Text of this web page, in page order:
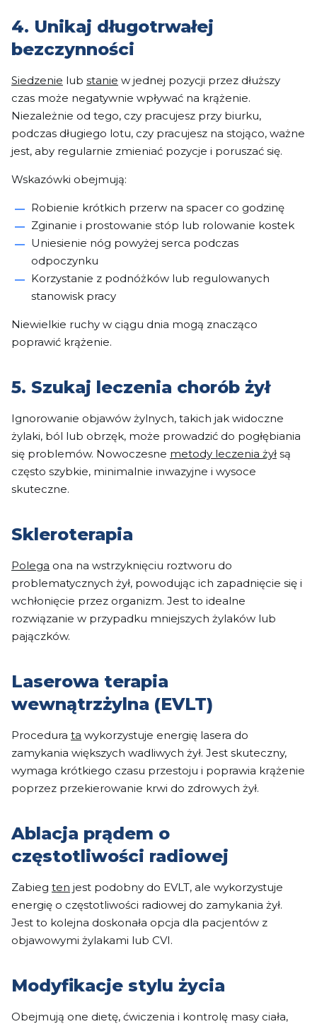
4. Unikaj długotrwałej
bezczynności
Siedzenie lub stanie w jednej pozycji przez dłuższy
czas może negatywnie wpływać na krążenie.
Niezależnie od tego, czy pracujesz przy biurku,
podczas długiego lotu, czy pracujesz na stojąco, ważne
jest, aby regularnie zmieniać pozycje i poruszać się.
Wskazówki obejmują:
Robienie krótkich przerw na spacer co godzinę
Zginanie i prostowanie stóp lub rolowanie kostek
Uniesienie nóg powyżej serca podczas
odpoczynku
Korzystanie z podnóżków lub regulowanych
stanowisk pracy
Niewielkie ruchy w ciągu dnia mogą znacząco
poprawić krążenie.
5. Szukaj leczenia chorób żył
Ignorowanie objawów żylnych, takich jak widoczne
żylaki, ból lub obrzęk, może prowadzić do pogłębiania
się problemów. Nowoczesne metody leczenia żył są
często szybkie, minimalnie inwazyjne i wysoce
skuteczne.
Skleroterapia
Polega ona na wstrzyknięciu roztworu do
problematycznych żył, powodując ich zapadnięcie się i
wchłonięcie przez organizm. Jest to idealne
rozwiązanie w przypadku mniejszych żylaków lub
pajączków.
Laserowa terapia
wewnątrzżylna (EVLT)
Procedura ta wykorzystuje energię lasera do
zamykania większych wadliwych żył. Jest skuteczny,
wymaga krótkiego czasu przestoju i poprawia krążenie
poprzez przekierowanie krwi do zdrowych żył.
Ablacja prądem o
częstotliwości radiowej
Zabieg ten jest podobny do EVLT, ale wykorzystuje
energię o częstotliwości radiowej do zamykania żył.
Jest to kolejna doskonała opcja dla pacjentów z
objawowymi żylakami lub CVI.
Modyfikacje stylu życia
Obejmują one dietę, ćwiczenia i kontrolę masy ciała,